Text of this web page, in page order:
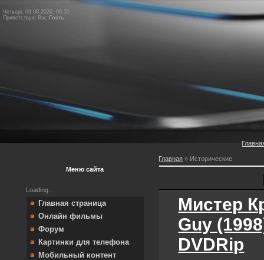
Четверг, 06.08.2026, 09:35
Приветствую Вас Гость
Меню сайта
Loading...
Главная страница
Онлайн фильмы
Форум
Картинки для телефона
Мобильный контент
Главная » Исторические
Мистер
Guy
DVDRip